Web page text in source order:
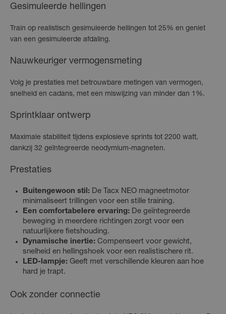
Gesimuleerde hellingen
Train op realistisch gesimuleerde hellingen tot 25% en geniet
van een gesimuleerde afdaling.
Nauwkeuriger vermogensmeting
Volg je prestaties met betrouwbare metingen van vermogen,
snelheid en cadans, met een miswijzing van minder dan 1%.
Sprintklaar ontwerp
Maximale stabiliteit tijdens explosieve sprints tot 2200 watt,
dankzij 32 geïntegreerde neodymium-magneten.
Prestaties
Buitengewoon stil: De Tacx NEO magneetmotor
minimaliseert trillingen voor een stille training.
Een comfortabelere ervaring: De geïntegreerde
beweging in meerdere richtingen zorgt voor een
natuurlijkere fietshouding.
Dynamische inertie: Compenseert voor gewicht,
snelheid en hellingshoek voor een realistischere rit.
LED-lampje: Geeft met verschillende kleuren aan hoe
hard je trapt.
Ook zonder connectie